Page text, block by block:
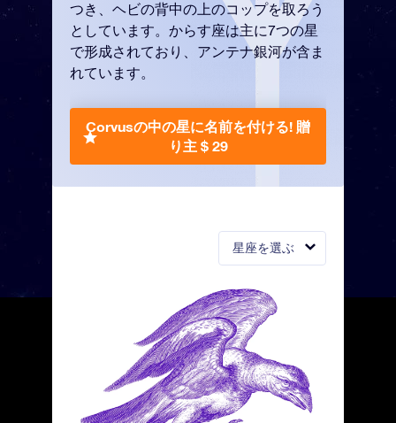
星座を選ぶ
つき、ヘビの背中の上のコップを取ろう
としています。からす座は主に7つの星
で形成されており、アンテナ銀河が含ま
れています。
Corvusの中の星に名前を付ける! 贈
り主 $ 29